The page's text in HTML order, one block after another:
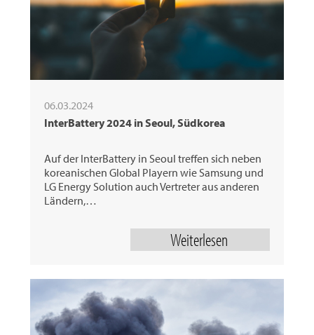
06.03.2024
InterBattery 2024 in Seoul, Südkorea
Auf der InterBattery in Seoul treffen sich neben
koreanischen Global Playern wie Samsung und
LG Energy Solution auch Vertreter aus anderen
Ländern,…
Weiterlesen